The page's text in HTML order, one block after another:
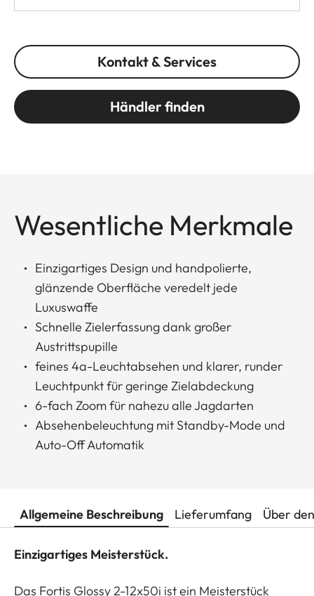
Kontakt & Services
Händler finden
Wesentliche Merkmale
Einzigartiges Design und handpolierte,
glänzende Oberfläche veredelt jede
Luxuswaffe
Schnelle Zielerfassung dank großer
Austrittspupille
feines 4a-Leuchtabsehen und klarer, runder
Leuchtpunkt für geringe Zielabdeckung
6-fach Zoom für nahezu alle Jagdarten
Absehenbeleuchtung mit Standby-Mode und
Auto-Off Automatik
Allgemeine Beschreibung Lieferumfang Über
Einzigartiges Meisterstück.
Das Fortis Glossy 2-12x50i ist ein Meisterstück